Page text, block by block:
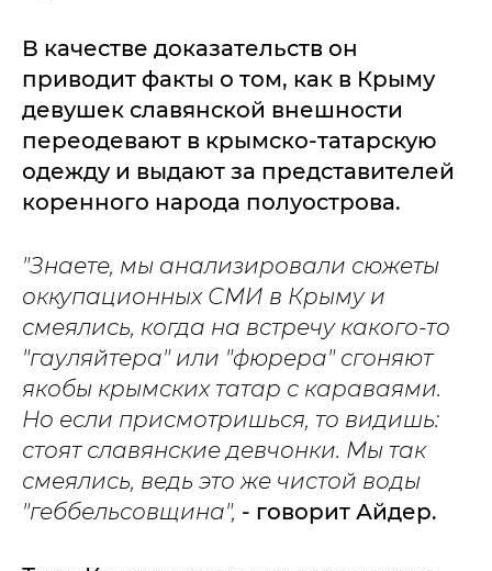
В качестве доказательств он
приводит факты о том, как в Крыму
девушек славянской внешности
переодевают в крымско-татарскую
одежду и выдают за представителей
коренного народа полуострова.
"Знаете, мы анализировали сюжеты
оккупационных СМИ в Крыму и
смеялись, когда на встречу какого-то
"гауляйтера" или "фюрера" сгоняют
якобы крымских татар с караваями.
Но если присмотришься, то видишь:
стоят славянские девчонки. Мы так
смеялись, ведь это же чистой воды
"геббельсовщина", - говорит Айдер.